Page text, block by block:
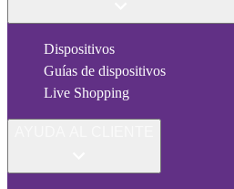
Dispositivos
Guías de dispositivos
Live Shopping